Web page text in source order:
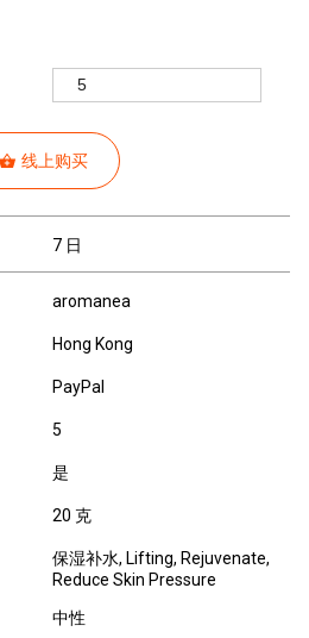
线上购买
7 日
aromanea
Hong Kong
PayPal
5
是
20 克
保湿补水, Lifting, Rejuvenate,
Reduce Skin Pressure
中性